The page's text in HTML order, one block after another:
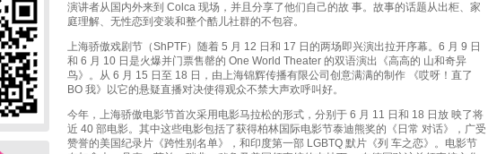
演讲者从国内外来到 Colca 现场，并且分享了他们自己的故 事。故事的话题从出柜、家
庭理解、无性恋到变装和整个酷儿社群的不包容。
上海骄傲戏剧节（ShPTF）随着 5 月 12 日和 17 日的两场即兴演出拉开序幕。6 月 9 日
和 6 月 10 日是火爆并门票售罄的 One World Theater 的双语演出《高高的 山和奇异
鸟》。从 6 月 15 日至 18 日，由上海锦辉传播有限公司创意满满的制作 《哎呀！直了
BO 我》以它的悬疑直播对决使得观众不禁大声欢呼叫好。
今年，上海骄傲电影节首次采用电影马拉松的形式，分别于 6 月 11 日和 18 日放 映了将
近 40 部电影。其中这些电影包括了获得柏林国际电影节泰迪熊奖的《日常 对话》，广受
赞誉的美国纪录片《跨性别名单》，和印度第一部 LGBTQ 默片《列 车之恋》。电影节